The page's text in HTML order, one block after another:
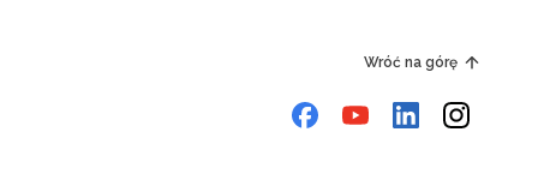
Wróć na górę